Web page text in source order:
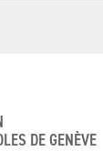
DE GENÈVE